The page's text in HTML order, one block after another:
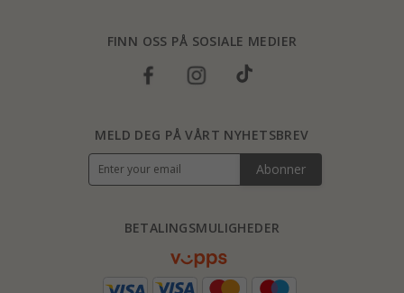
FINN OSS PÅ SOSIALE MEDIER
BETALINGSMULIGHEDER
MELD DEG PÅ VÅRT NYHETSBREV
Abonner